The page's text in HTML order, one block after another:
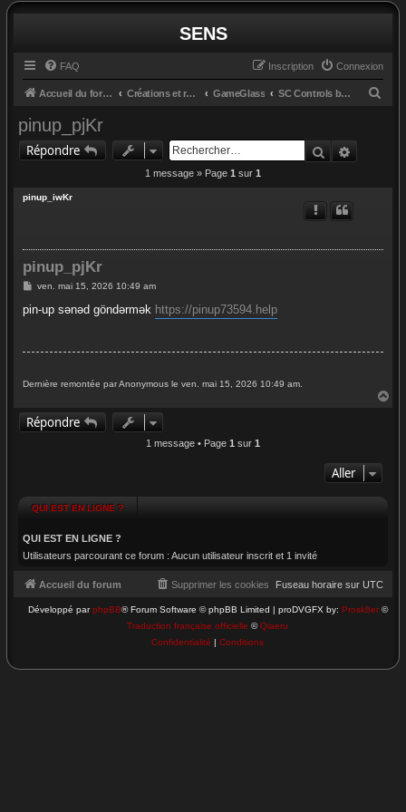
SENS
FAQ Connexion
Inscription
Accueil du forum Créations et retours GameGlass SC Controls by Cosmo
pinup_pjKr
Répondre Rechercher
1 message » Page 1 sur 1
pinup_iwKr
pinup_pjKr
M
s
e
ven. mai 15, 2026 10:49 am
pin-up sənəd göndərmək https://pinup73594.help
Dernière remontée par Anonymous le ven. mai 15, 2026 10:49 am.
Répondre
1 message • Page 1 sur 1
Aller
QUI EST EN LIGNE ?
QUI EST EN LIGNE ?
Utilisateurs parcourant ce forum : Aucun utilisateur inscrit et 1 invité
Accueil du forum Fuseau horaire sur UTC
Supprimer les cookies
Développé parphpBB® Forum Software © phpBB Limited | proDVGFX by: Prosk8er©
Traduction française officielle ©Qiaeru
Confidentialité | Conditions